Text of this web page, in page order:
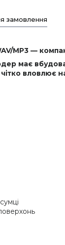
замовлення
MP3 —
має
вловлює